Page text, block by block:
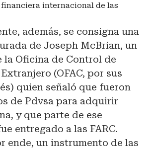
internacional de las
además, se consigna una
de Joseph McBrian, un
la Oficina de Control de
(OFAC, por sus
quien señaló que fueron
de Pdvsa para adquirir
y que parte de ese
entregado a las FARC.
ende, un instrumento de las